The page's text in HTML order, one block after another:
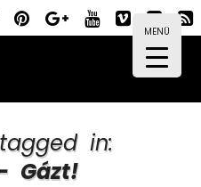
MENÜ
in:
Gázt!